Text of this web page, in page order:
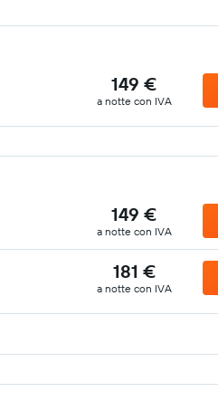
149 €
a notte con IVA
149 €
a notte con IVA
181 €
a notte con IVA